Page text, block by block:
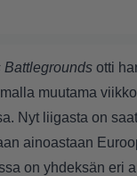
Battlegrounds otti
muutama
Nyt liigasta on
ainoastaan
on yhdeksän eri